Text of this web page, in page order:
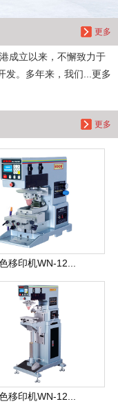
更多
成立以来，不懈致力于
发。多年来，我们...更多
更多
移印机WN-12...
移印机WN-12...